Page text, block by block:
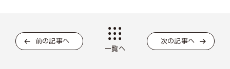
前の記事へ
一覧へ
次の記事へ